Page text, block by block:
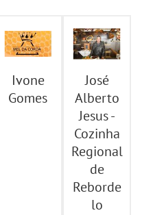
Ivone
Gomes
José
Alberto
Jesus -
Cozinha
Regional
de
Reborde
lo